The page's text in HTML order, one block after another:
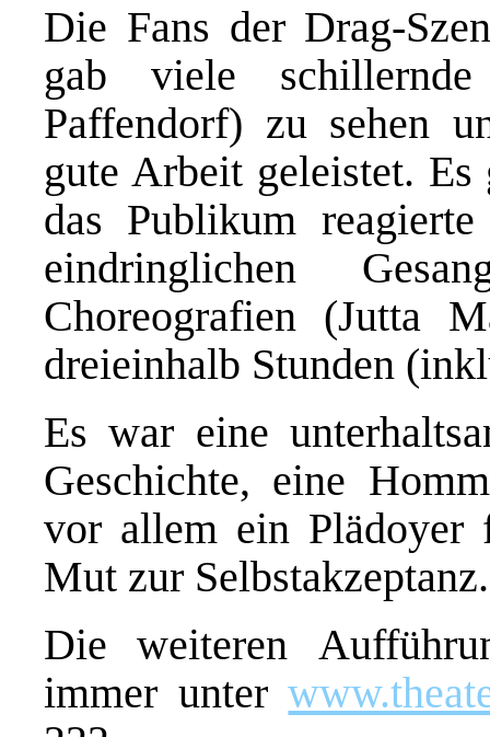
Die Fans der Drag-
gab viele
Paffendorf) zu sehen
gute Arbeit geleistet.
das Publikum
eindringlichen
Choreografien (Jutta
dreieinhalb Stunden
Es war eine
Geschichte, eine
vor allem ein Plädoyer
Mut zur
Die weiteren
immer unter